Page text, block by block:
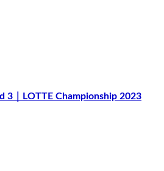
3｜LOTTE Championship 2023